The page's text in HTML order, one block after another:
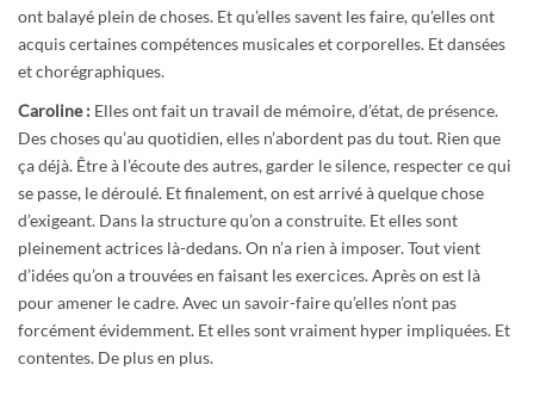
ont balayé plein de choses. Et qu’elles savent les faire, qu’elles ont
acquis certaines compétences musicales et corporelles. Et dansées
et chorégraphiques.
Caroline : Elles ont fait un travail de mémoire, d’état, de présence.
Des choses qu’au quotidien, elles n’abordent pas du tout. Rien que
ça déjà. Être à l’écoute des autres, garder le silence, respecter ce qui
se passe, le déroulé. Et finalement, on est arrivé à quelque chose
d’exigeant. Dans la structure qu’on a construite. Et elles sont
pleinement actrices là-dedans. On n’a rien à imposer. Tout vient
d’idées qu’on a trouvées en faisant les exercices. Après on est là
pour amener le cadre. Avec un savoir-faire qu’elles n’ont pas
forcément évidemment. Et elles sont vraiment hyper impliquées. Et
contentes. De plus en plus.